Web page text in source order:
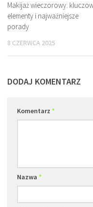
Makijaż wieczorowy:
elementy i najważniejsze
porady
8 CZERWCA 2025
DODAJ KOMENTARZ
Komentarz *
Nazwa *